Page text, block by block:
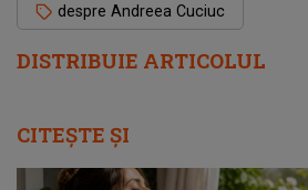
DISTRIBUIE ARTICOLUL
despre Andreea Cuciuc
CITEȘTE ȘI